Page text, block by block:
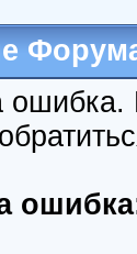
ошибка.